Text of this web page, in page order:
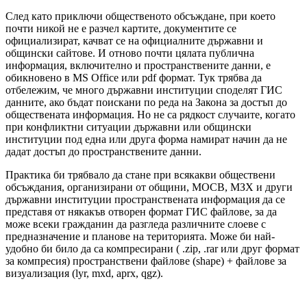
След като приключи общественото обсъждане, при което
почти никой не е разчел картите, документите се
официализират, качват се на официалните държавни и
общински сайтове. И отново почти цялата публична
информация, включително и пространствените данни, е
обикновено в MS Office или pdf формат. Тук трябва да
отбележим, че много държавни институции споделят ГИС
данните, ако бъдат поискани по реда на Закона за достъп до
обществената информация. Но не са рядкост случаите, когато
при конфликтни ситуации държавни или общински
институции под една или друга форма намират начин да не
дадат достъп до пространствените данни.
Практика би трябвало да стане при всякакви обществени
обсъждания, организирани от общини, МОСВ, МЗХ и други
държавни институции пространствената информация да се
представя от някакъв отворен формат ГИС файлове, за да
може всеки гражданин да разгледа различните слоеве с
предназначение и планове на територията. Може би най-
удобно би било да са компресирани ( .zip, .rar или друг формат
за компресия) пространствени файлове (shape) + файлове за
визуализация (lyr, mxd, aprx, qgz).